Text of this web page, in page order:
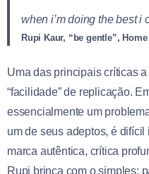
when i’m doing the best i
Rupi Kaur, “be gentle”,
Uma das principais críticas
“facilidade” de replicação.
essencialmente um
um de seus adeptos, é
marca autêntica, crítica
Rupi brinca com o simples;